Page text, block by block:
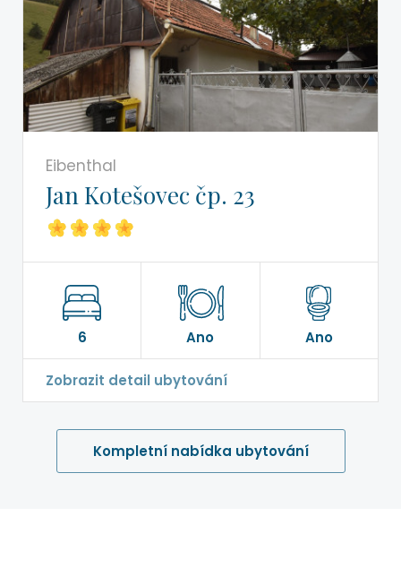
Eibenthal
Jan Kotešovec čp. 23
6 Ano Ano
Zobrazit detail ubytování
Kompletní nabídka ubytování